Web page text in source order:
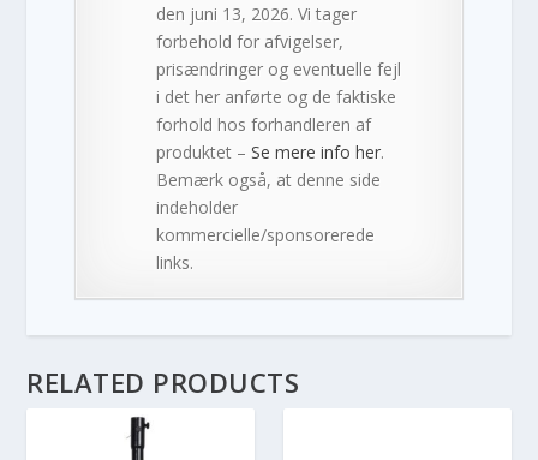
den juni 13, 2026. Vi tager
forbehold for afvigelser,
prisændringer og eventuelle fejl
i det her anførte og de faktiske
forhold hos forhandleren af
produktet –Se mere info her.
Bemærk også, at denne side
indeholder
kommercielle/sponsorerede
links.
RELATED PRODUCTS